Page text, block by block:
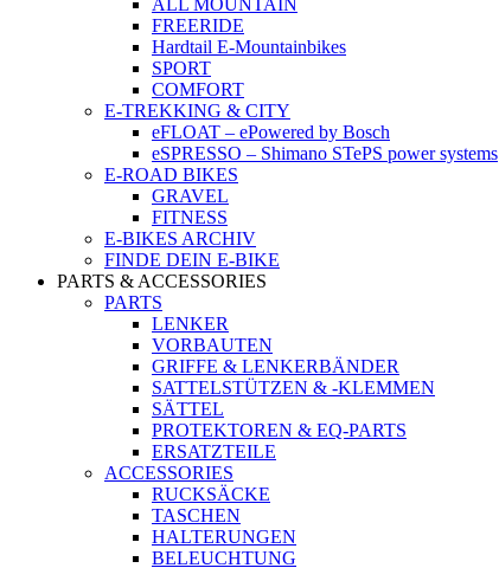
ALL MOUNTAIN
FREERIDE
Hardtail E-Mountainbikes
SPORT
COMFORT
E-TREKKING & CITY
eFLOAT – ePowered by Bosch
eSPRESSO – Shimano STePS power systems
E-ROAD BIKES
GRAVEL
FITNESS
E-BIKES ARCHIV
FINDE DEIN E-BIKE
PARTS & ACCESSORIES
PARTS
LENKER
VORBAUTEN
GRIFFE & LENKERBÄNDER
SATTELSTÜTZEN & -KLEMMEN
SÄTTEL
PROTEKTOREN & EQ-PARTS
ERSATZTEILE
ACCESSORIES
RUCKSÄCKE
TASCHEN
HALTERUNGEN
BELEUCHTUNG